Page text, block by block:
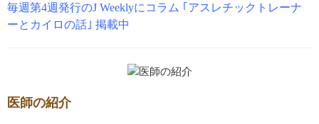
毎週第4週発行のJ Weeklyにコラム ｢アスレチックトレーナ
ーとカイロの話｣ 掲載中
医師の紹介